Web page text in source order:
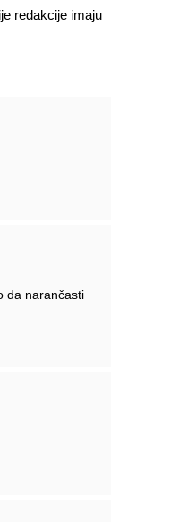
redakcije imaju
da narančasti